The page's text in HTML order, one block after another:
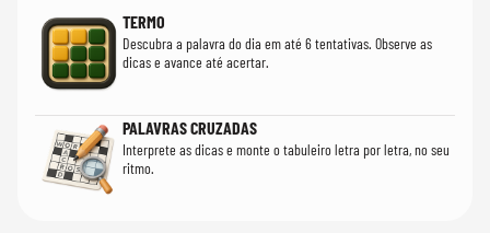
TERMO
Descubra a palavra do dia em até 6 tentativas. Observe as
dicas e avance até acertar.
PALAVRAS CRUZADAS
Interprete as dicas e monte o tabuleiro letra por letra, no seu
ritmo.